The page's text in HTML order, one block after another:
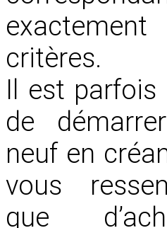
critères.
Il est
de
neuf en
vous
que